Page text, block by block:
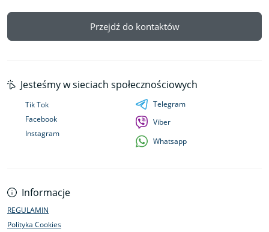
Przejdź do kontaktów
Informacje
REGULAMIN
Polityka Cookies
Jesteśmy w sieciach społecznościowych
Tik Tok
Facebook
Instagram
Telegram
Viber
Whatsapp